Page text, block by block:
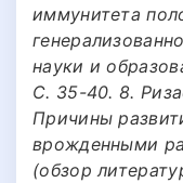
иммунитета
науки и
С. 35-40. 8.
Причины
врожденными
(обзор